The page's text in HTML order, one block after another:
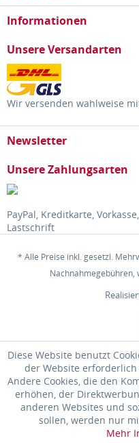
Informationen
Unsere Versandarten
Wir versenden wahlweise
Newsletter
Unsere Zahlungsarten
PayPal, Kreditkarte,
Lastschrift
* Alle Preise inkl. gesetzl.
Nachnahmegebühren,
Diese Website benutzt
der Website
Andere Cookies, die den
erhöhen, der
anderen Websites und
sollen, werden nur
Mehr